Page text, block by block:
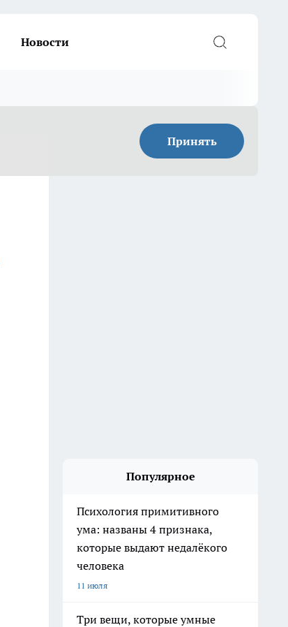
Новости
Принять
Популярное
Психология примитивного
ума: названы 4 признака,
которые выдают недалёкого
человека
11 июля
Три вещи, которые умные